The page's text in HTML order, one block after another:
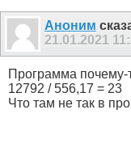
Аноним
21.01.2021
Программа
12792 / 556,17 = 23
Что там не так в